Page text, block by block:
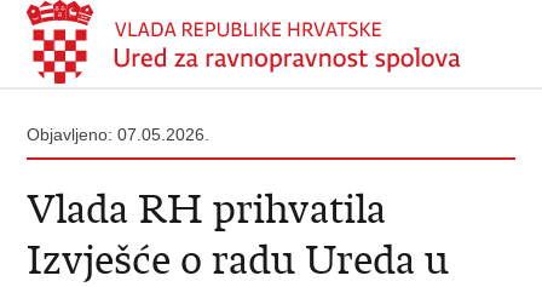
Objavljeno: 07.05.2026.
Vlada RH prihvatila
Izvješće o radu Ureda u